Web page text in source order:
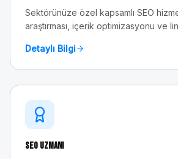
Sektörünüze özel kapsamlı SEO
araştırması, içerik optimizasyonu ve
Detaylı Bilgi
SEO Uzmanı